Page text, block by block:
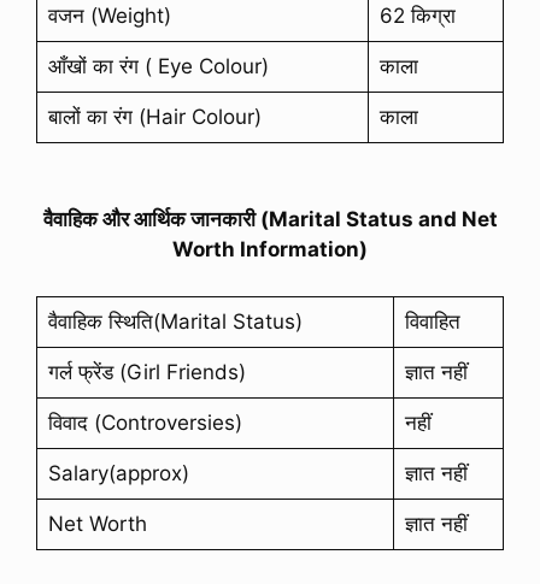
वजन (Weight) 62 किग्रा
आँखों का रंग ( Eye Colour) काला
बालों का रंग (Hair Colour) काला
वैवाहिक और आर्थिक जानकारी (Marital Status and Net
Worth Information)
वैवाहिक स्थिति(Marital Status) विवाहित
गर्ल फ्रेंड (Girl Friends) ज्ञात नहीं
विवाद (Controversies) नहीं
Salary(approx) ज्ञात नहीं
Net Worth ज्ञात नहीं